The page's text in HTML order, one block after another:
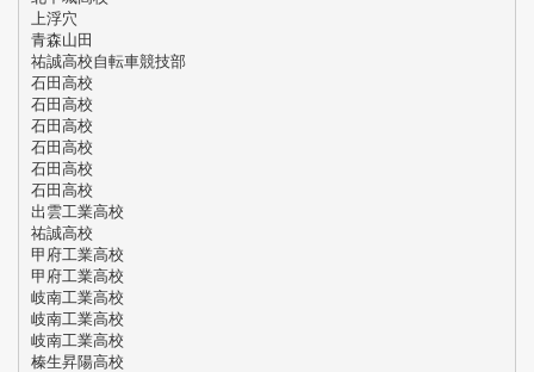
上浮穴
青森山田
祐誠高校自転車競技部
石田高校
石田高校
石田高校
石田高校
石田高校
石田高校
出雲工業高校
祐誠高校
甲府工業高校
甲府工業高校
岐南工業高校
岐南工業高校
岐南工業高校
榛生昇陽高校